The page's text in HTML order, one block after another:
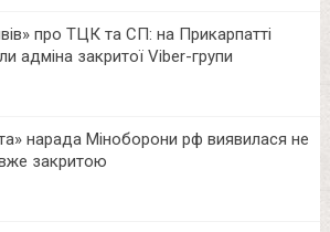
про ТЦК та СП: на Прикарпатті
адміна закритої Viber-групи
нарада Міноборони рф виявилася не
закритою